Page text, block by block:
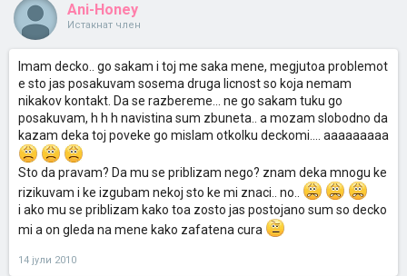
Ani-Honey
Истакнат член
Imam decko.. go sakam i toj me saka mene, megjutoa problemot
e sto jas posakuvam sosema druga licnost so koja nemam
nikakov kontakt. Da se razbereme... ne go sakam tuku go
posakuvam, h h h navistina sum zbuneta.. a mozam slobodno da
kazam deka toj poveke go mislam otkolku deckomi.... aaaaaaaaa
Sto da pravam? Da mu se priblizam nego? znam deka mnogu ke
rizikuvam i ke izgubam nekoj sto ke mi znaci.. no..
i ako mu se priblizam kako toa zosto jas postojano sum so decko
mi a on gleda na mene kako zafatena cura
14 јули 2010